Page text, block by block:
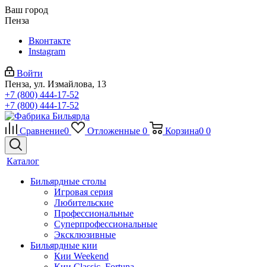
Ваш город
Пенза
Вконтакте
Instagram
Войти
Пенза, ул. Измайлова, 13
+7 (800) 444-17-52
+7 (800) 444-17-52
Сравнение0 Отложенные 0 Корзина0 0
Каталог
Бильярдные столы
Игровая серия
Любительские
Профессиональные
Суперпрофессиональные
Эксклюзивные
Бильярдные кии
Кии Weekend